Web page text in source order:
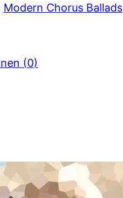
Modern Chorus Ballads
(0)